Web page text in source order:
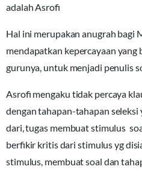
adalah Asrofi
Hal ini merupakan anugrah bagi
mendapatkan kepercayaan yang
gurunya, untuk menjadi penulis
Asrofi mengaku tidak percaya
dengan tahapan-tahapan
dari, tugas membuat stimulus
berfikir kritis dari stimulus yg
stimulus, membuat soal dan